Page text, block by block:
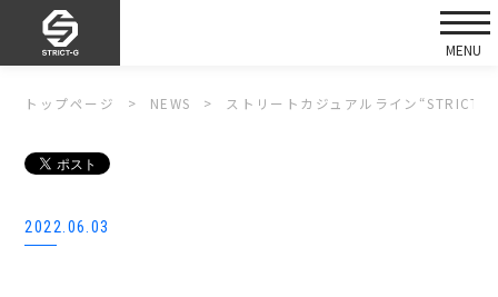
トップページ NEWS ストリートカジュアルライン“STRICT-
2022.06.03